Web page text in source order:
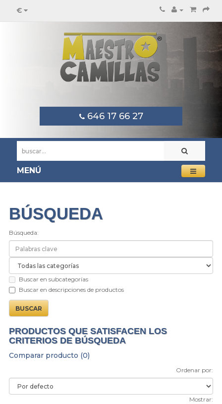
€
646 17 66 27
MENÚ
BÚSQUEDA
Búsqueda:
Buscar en subcategorías
Buscar en descripciones de productos
PRODUCTOS QUE SATISFACEN LOS
CRITERIOS DE BÚSQUEDA
Comparar producto (0)
Ordenar por:
Mostrar: